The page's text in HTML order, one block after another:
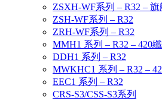
ZSXH-WF系列 – R32 –
ZSH-WF系列 – R32
ZRH-WF系列 – R32
MMH1 系列 – R32 – 420
DDH1 系列 – R32
MWKHC1 系列 – R32 –
EEC1 系列 – R32
CRS-S3/CSS-S3系列